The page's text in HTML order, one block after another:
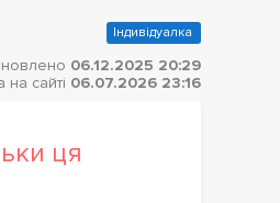
Індивідуалка
06.12.2025 20:29
на сайті 06.07.2026 23:16
ця